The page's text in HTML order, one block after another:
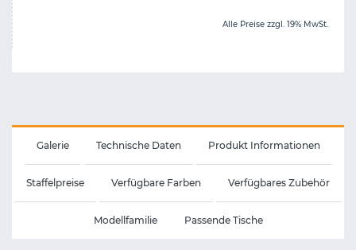
Alle Preise zzgl. 19% MwSt.
Galerie Technische Daten Produkt Informationen
Staffelpreise Verfügbare Farben Verfügbares Zubehör
Modellfamilie Passende Tische